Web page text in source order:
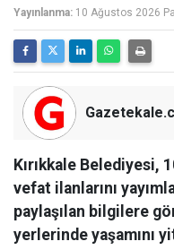
Yayınlanma: 10 Ağustos 2026
Kırıkkale Belediyesi,
vefat ilanlarını
paylaşılan bilgilere
yerlerinde yaşamını